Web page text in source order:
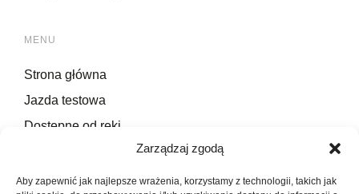
Zarządzaj zgodą
Aby zapewnić jak najlepsze wrażenia, korzystamy z technologii, takich jak
MENU
Strona główna
Jazda testowa
Dostępne od ręki
Kontakt